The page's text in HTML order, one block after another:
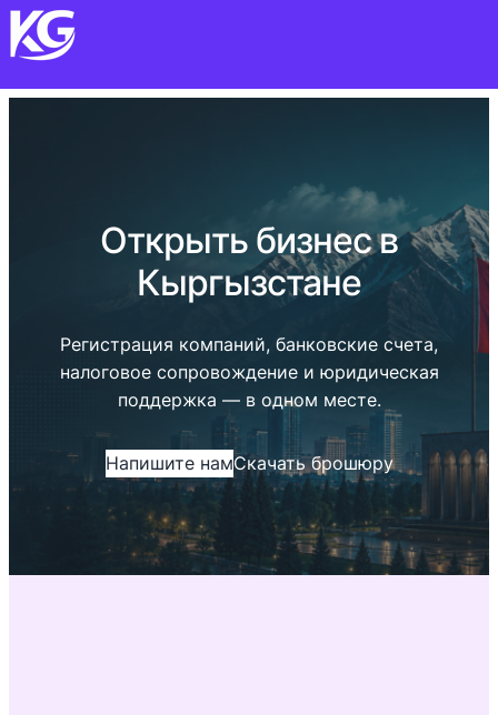
Открыть бизнес в
Кыргызстане
Регистрация компаний, банковские счета,
налоговое сопровождение и юридическая
поддержка — в одном месте.
Напишите намСкачать брошюру